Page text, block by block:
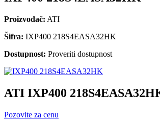
Proizvođač: ATI
Šifra: IXP400 218S4EASA32HK
Dostupnost: Proveriti dostupnost
ATI IXP400
Pozovite za cenu